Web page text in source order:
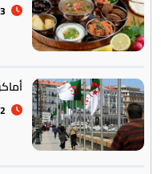
تخطيط الرحلات والتنقل
03
أماكن
02